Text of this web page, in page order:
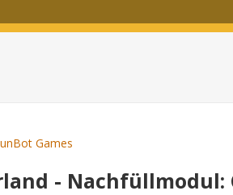
Games
- Nachfüllmodul: